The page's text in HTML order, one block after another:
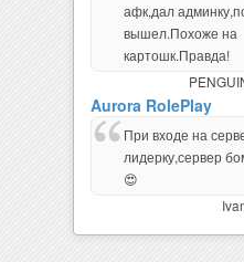
афк,дал
вышел.Похоже на
картошк.Правда!
Aurora RolePlay
При входе на
лидерку,сервер
😍